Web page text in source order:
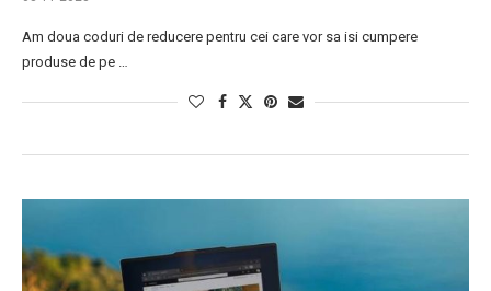
Am doua coduri de reducere pentru cei care vor sa isi cumpere
produse de pe …